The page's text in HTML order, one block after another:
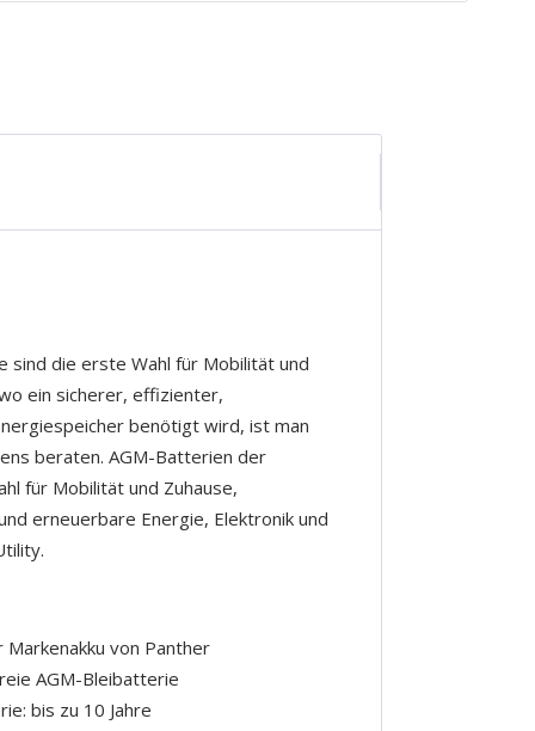
sind die erste Wahl für Mobilität und
ein sicherer, effizienter,
benötigt wird, ist man
beraten. AGM-Batterien der
für Mobilität und Zuhause,
erneuerbare Energie, Elektronik und
von Panther
AGM-Bleibatterie
bis zu 10 Jahre